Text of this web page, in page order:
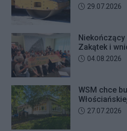
Data dodania
29.07.2026
Zakątek i
Data dodania
04.08.2026
WSM chce
problemy z
Data dodania
27.07.2026